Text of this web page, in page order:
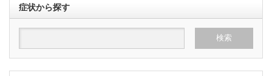
症状から探す